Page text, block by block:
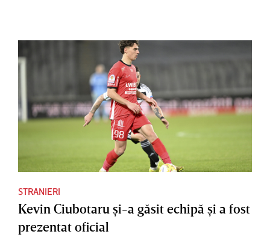
STRANIERI
Kevin Ciubotaru şi-a găsit echipă şi a fost
prezentat oficial